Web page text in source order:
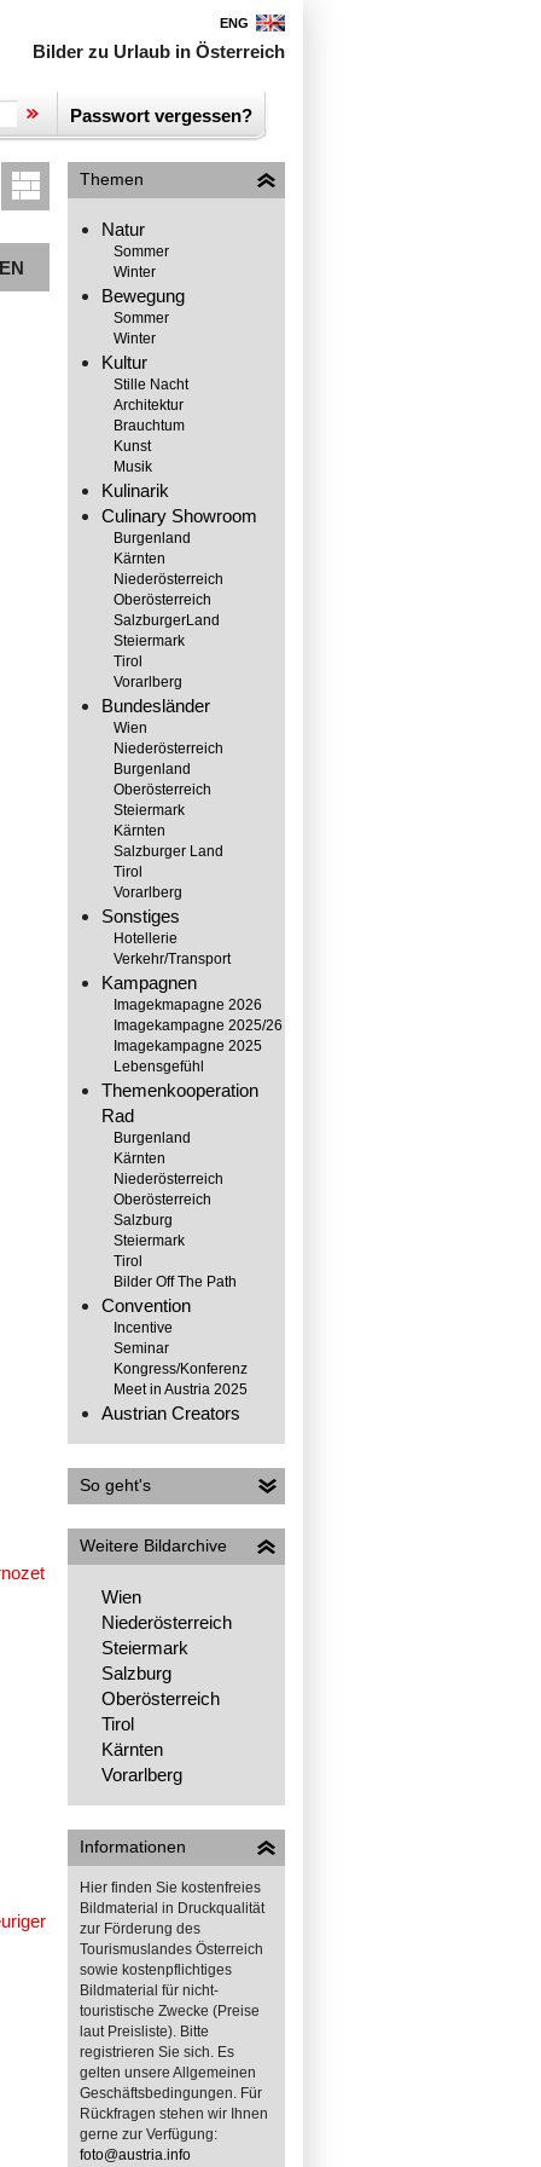
ENG
Bilder zu Urlaub in Österreich
Passwort vergessen?
Themen
Natur
Sommer
Winter
Bewegung
Sommer
Winter
Kultur
Stille Nacht
Architektur
Brauchtum
Kunst
Musik
Kulinarik
Culinary Showroom
Burgenland
Kärnten
Niederösterreich
Oberösterreich
SalzburgerLand
Steiermark
Tirol
Vorarlberg
Bundesländer
Wien
Niederösterreich
Burgenland
Oberösterreich
Steiermark
Kärnten
Salzburger Land
Tirol
Vorarlberg
Sonstiges
Hotellerie
Verkehr/Transport
Kampagnen
Imagekmapagne 2026
Imagekampagne 2025/26
Imagekampagne 2025
Lebensgefühl
Themenkooperation
Rad
Burgenland
Kärnten
Niederösterreich
Oberösterreich
Salzburg
Steiermark
Tirol
Bilder Off The Path
Convention
Incentive
Seminar
Kongress/Konferenz
Meet in Austria 2025
Austrian Creators
So geht's
Weitere Bildarchive
Wien
Niederösterreich
Steiermark
Salzburg
Oberösterreich
Tirol
Kärnten
Vorarlberg
Informationen
Hier finden Sie kostenfreies
Bildmaterial in Druckqualität
zur Förderung des
Tourismuslandes Österreich
sowie kostenpflichtiges
Bildmaterial für nicht-
touristische Zwecke (Preise
laut Preisliste). Bitte
registrieren Sie sich. Es
gelten unsere Allgemeinen
Geschäftsbedingungen. Für
Rückfragen stehen wir Ihnen
gerne zur Verfügung:
foto@austria.info